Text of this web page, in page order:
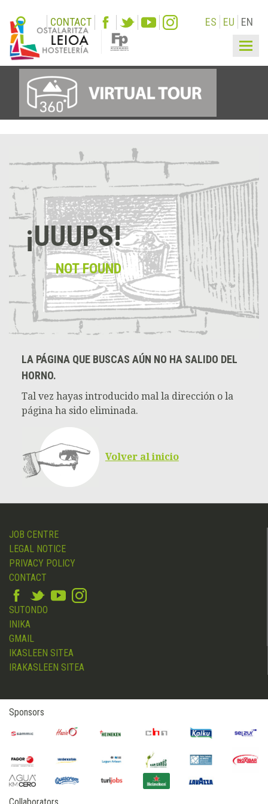
CONTACT ES EU EN
¡UUUPS!
NOT FOUND
LA PÁGINA QUE BUSCAS AÚN NO HA SALIDO DEL
HORNO.
Tal vez hayas introducido mal la dirección o la
página ha sido eliminada.
Volver al inicio
JOB CENTRE
LEGAL NOTICE
PRIVACY POLICY
CONTACT
SUTONDO
INIKA
GMAIL
IKASLEEN SITEA
IRAKASLEEN SITEA
Sponsors
Collaborators